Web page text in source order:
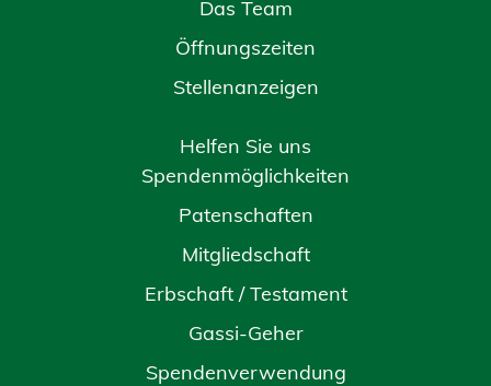
Das Team
Öffnungszeiten
Stellenanzeigen
Helfen Sie uns
Spendenmöglichkeiten
Patenschaften
Mitgliedschaft
Erbschaft / Testament
Gassi-Geher
Spendenverwendung